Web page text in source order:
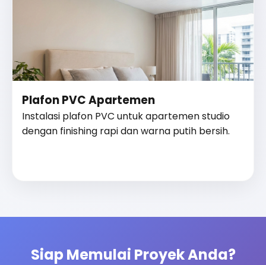
Plafon PVC Apartemen
Instalasi plafon PVC untuk apartemen studio
dengan finishing rapi dan warna putih bersih.
Siap Memulai Proyek Anda?